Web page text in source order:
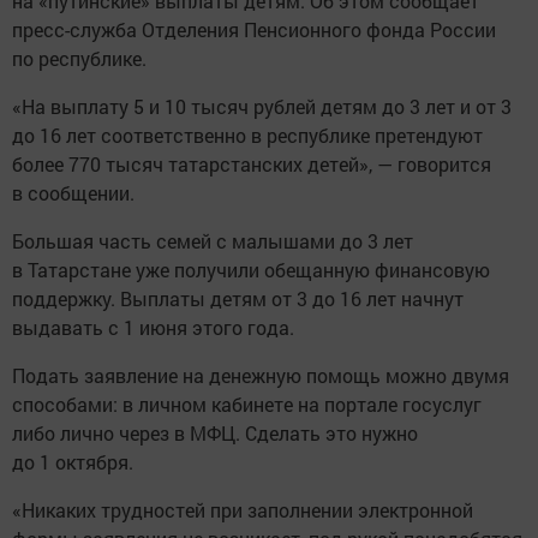
пресс-служба Отделения Пенсионного фонда России
по республике.
«На выплату 5 и 10 тысяч рублей детям до 3 лет и от 3
до 16 лет соответственно в республике претендуют
более 770 тысяч татарстанских детей», — говорится
в сообщении.
Большая часть семей с малышами до 3 лет
в Татарстане уже получили обещанную финансовую
поддержку. Выплаты детям от 3 до 16 лет начнут
выдавать с 1 июня этого года.
Подать заявление на денежную помощь можно двумя
способами: в личном кабинете на портале госуслуг
либо лично через в МФЦ. Сделать это нужно
до 1 октября.
«Никаких трудностей при заполнении электронной